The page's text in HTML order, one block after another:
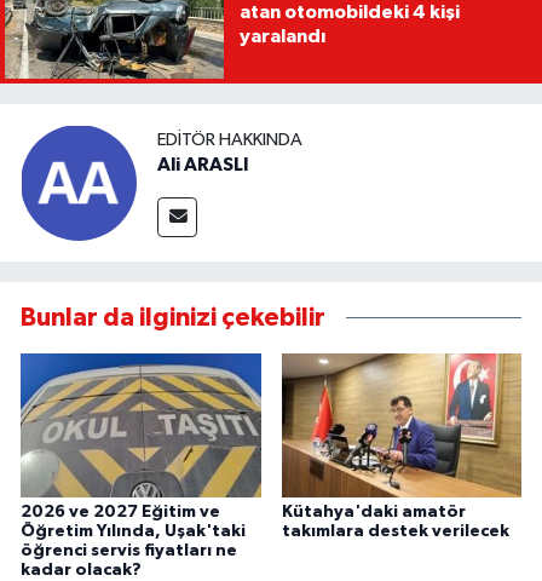
atan otomobildeki 4 kişi
yaralandı
EDITÖR HAKKINDA
Ali ARASLI
Bunlar da ilginizi çekebilir
2026 ve 2027 Eğitim ve
Öğretim Yılında, Uşak'taki
öğrenci servis fiyatları ne
kadar olacak?
Kütahya'daki amatör
takımlara destek verilecek